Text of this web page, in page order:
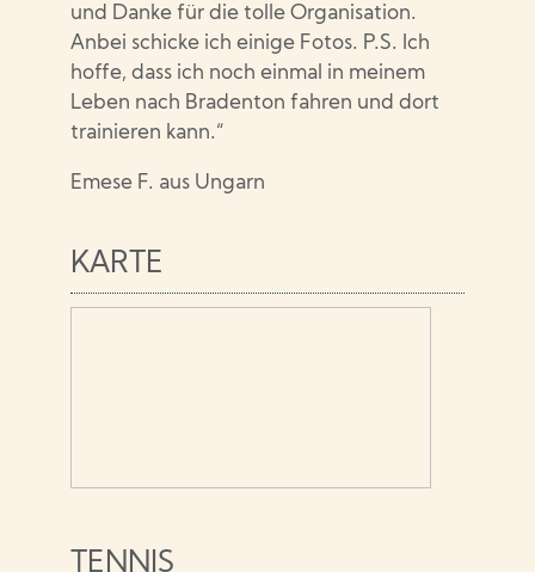
und Danke für die tolle Organisation.
Anbei schicke ich einige Fotos. P.S. Ich
hoffe, dass ich noch einmal in meinem
Leben nach Bradenton fahren und dort
trainieren kann.“
Emese F. aus Ungarn
KARTE
TENNIS